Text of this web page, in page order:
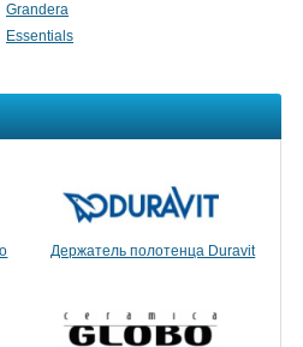
Grandera
Essentials
Держатель полотенца Duravit